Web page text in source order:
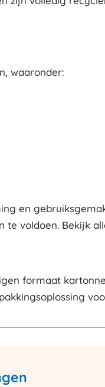
waaronder:
en
te voldoen. Bekijk
formaat